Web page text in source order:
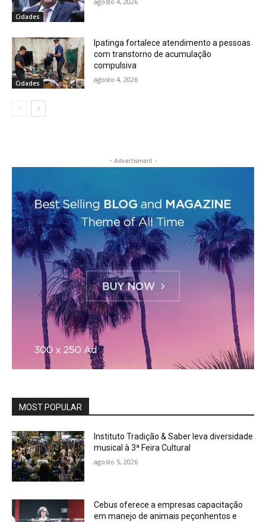
Cidades
Cidades
Ipatinga fortalece atendimento a pessoas
com transtorno de acumulação
compulsiva
agosto 4, 2026
- Advertisment -
MOST POPULAR
Instituto Tradição & Saber leva diversidade
musical à 3ª Feira Cultural
agosto 5, 2026
Cebus oferece a empresas capacitação
em manejo de animais peçonhentos e